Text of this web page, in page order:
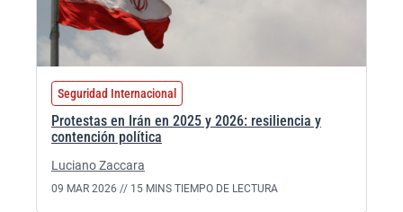
Seguridad Internacional
Protestas en Irán en 2025 y 2026: resiliencia y
contención política
Luciano Zaccara
09 MAR 2026 // 15 MINS TIEMPO DE LECTURA